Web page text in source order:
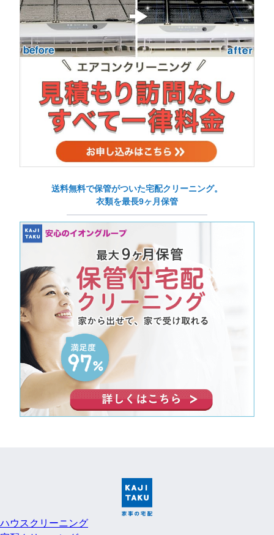
送料無料で保管がついた宅配クリーニング。
衣類を最長9ヶ月保管
ハウスクリーニング